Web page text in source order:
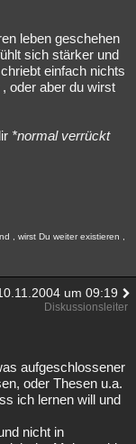
leben geschehen
sich stärker und
einfach nichts
oder aber du wirst
*normal verrückt
, wirst Du weiter existieren ,
um 09:19
Diskussionsleiter
aufgeschlossener
oder Thesen u.a.
ich lernen will und
nicht in